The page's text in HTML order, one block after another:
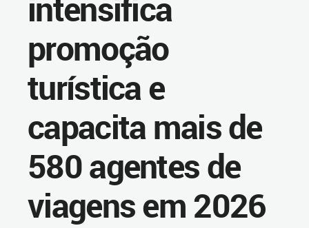
intensifica
promoção
turística e
capacita mais de
580 agentes de
viagens em 2026